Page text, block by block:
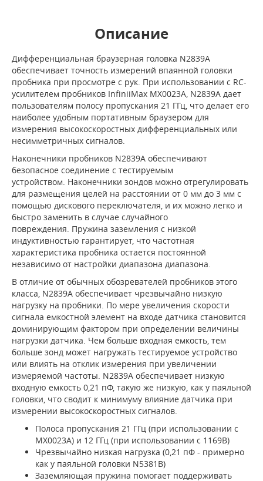
Описание
Дифференциальная браузерная головка N2839A
обеспечивает точность измерений впаянной головки
пробника при просмотре с рук. При использовании с RC-
усилителем пробников InfiniiMax MX0023A, N2839A дает
пользователям полосу пропускания 21 ГГц, что делает его
наиболее удобным портативным браузером для
измерения высокоскоростных дифференциальных или
несимметричных сигналов.
Наконечники пробников N2839A обеспечивают
безопасное соединение с тестируемым
устройством. Наконечники зондов можно отрегулировать
для размещения целей на расстоянии от 0 мм до 3 мм с
помощью дискового переключателя, и их можно легко и
быстро заменить в случае случайного
повреждения. Пружина заземления с низкой
индуктивностью гарантирует, что частотная
характеристика пробника остается постоянной
независимо от настройки диапазона диапазона.
В отличие от обычных обозревателей пробников этого
класса, N2839A обеспечивает чрезвычайно низкую
нагрузку на пробники. По мере увеличения скорости
сигнала емкостной элемент на входе датчика становится
доминирующим фактором при определении величины
нагрузки датчика. Чем больше входная емкость, тем
больше зонд может нагружать тестируемое устройство
или влиять на отклик измерения при увеличении
измеряемой частоты. N2839A обеспечивает низкую
входную емкость 0,21 пФ, такую ​​же низкую, как у паяльной
головки, что сводит к минимуму влияние датчика при
измерении высокоскоростных сигналов.
Полоса пропускания 21 ГГц (при использовании с
MX0023A) и 12 ГГц (при использовании с 1169B)
Чрезвычайно низкая нагрузка (0,21 пФ - примерно
как у паяльной головки N5381B)
Заземляющая пружина помогает поддерживать